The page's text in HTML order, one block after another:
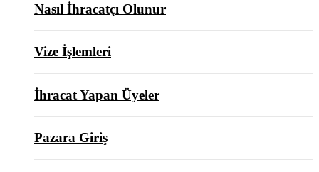
Nasıl İhracatçı Olunur
Vize İşlemleri
İhracat Yapan Üyeler
Pazara Giriş